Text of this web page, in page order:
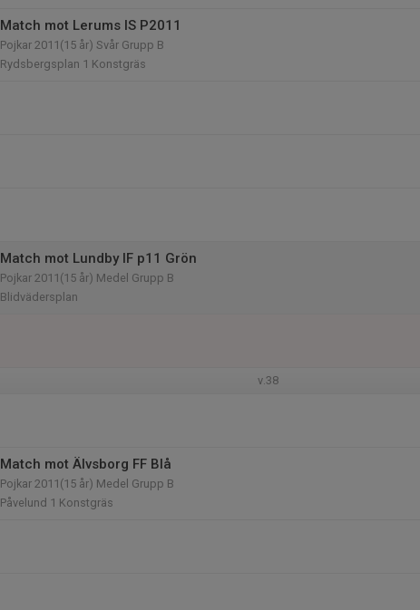
Match mot Lerums IS P2011
Pojkar 2011(15 år) Svår Grupp B
Rydsbergsplan 1 Konstgräs
Match mot Lundby IF p11 Grön
Pojkar 2011(15 år) Medel Grupp B
Blidvädersplan
v.38
Match mot Älvsborg FF Blå
Pojkar 2011(15 år) Medel Grupp B
Påvelund 1 Konstgräs